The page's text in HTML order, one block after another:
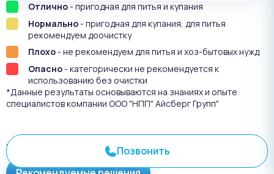
Отлично- пригодная для питья и купания
Нормально- пригодная для купания, для питья
рекомендуем доочистку
Плохо- не рекомендуем для питья и хоз-бытовых нужд
Опасно- категорически не рекомендуется к
использованию без очистки
*Данные результаты основываются на знаниях и опыте
специалистов компании ООО "НПП" Айсберг Групп"
Результат анализа №3620
Позвонить